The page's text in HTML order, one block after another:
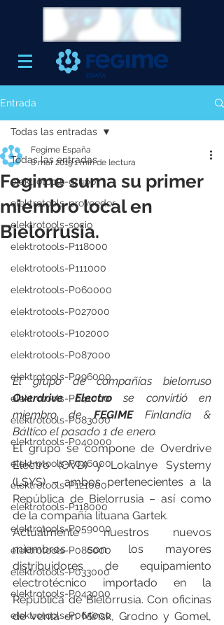
Entrada
Todas las entradas
elektrotools-grupo
elektrotools-proveedor
elektrotools-socio
elektrotools-P118000
elektrotools-P111000
elektrotools-P060000
elektrotools-P027000
elektrotools-P102000
elektrotools-P087000
elektrotools-P096000
elektrotools-P041000
elektrotools-P083000
elektrotools-P040000
elektrotools-P046000
elektrotools-P121000
elektrotools-P118000
elektrotools-P059000
elektrotools-P086000
elektrotools-P033000
elektrotools-P043000
elektrotools-P065000
Todas las entradas
Fegime suma su primer
miembro local en
Bielorrusia.
Fegime España
8 mar 20191 min de lectura
Overdrive Electro se convirtió en
miembro de FEGIME Finlandia &
Báltico el pasado 1 de enero.
El grupo se compone de Overdrive
Electro (OVD) y Lokalnye Systemy
(LSYS) – ambos pertenecientes a la
República de Bielorrusia – así como
de la compañía lituana Gartek.
Actualmente nuestros nuevos
miembros son los mayores
distribuidores de equipamiento
electrotécnico importado en la
República de Bielorrusia. Con oficinas
de venta en Minsk, Grodno y Gomel,